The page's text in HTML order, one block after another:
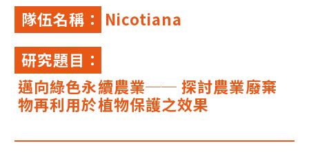
隊伍名稱： Nicotiana
研究題目：
邁向綠色永續農業── 探討農業廢棄
物再利用於植物保護之效果